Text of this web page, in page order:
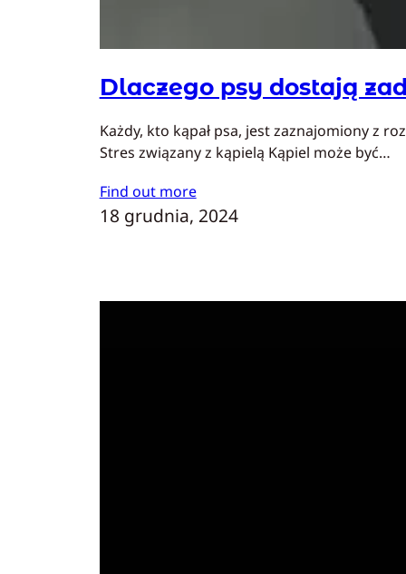
Dlaczego psy dostają
Każdy, kto kąpał psa, jest zaznajomiony z
Stres związany z kąpielą Kąpiel może być…
Find out more
18 grudnia, 2024